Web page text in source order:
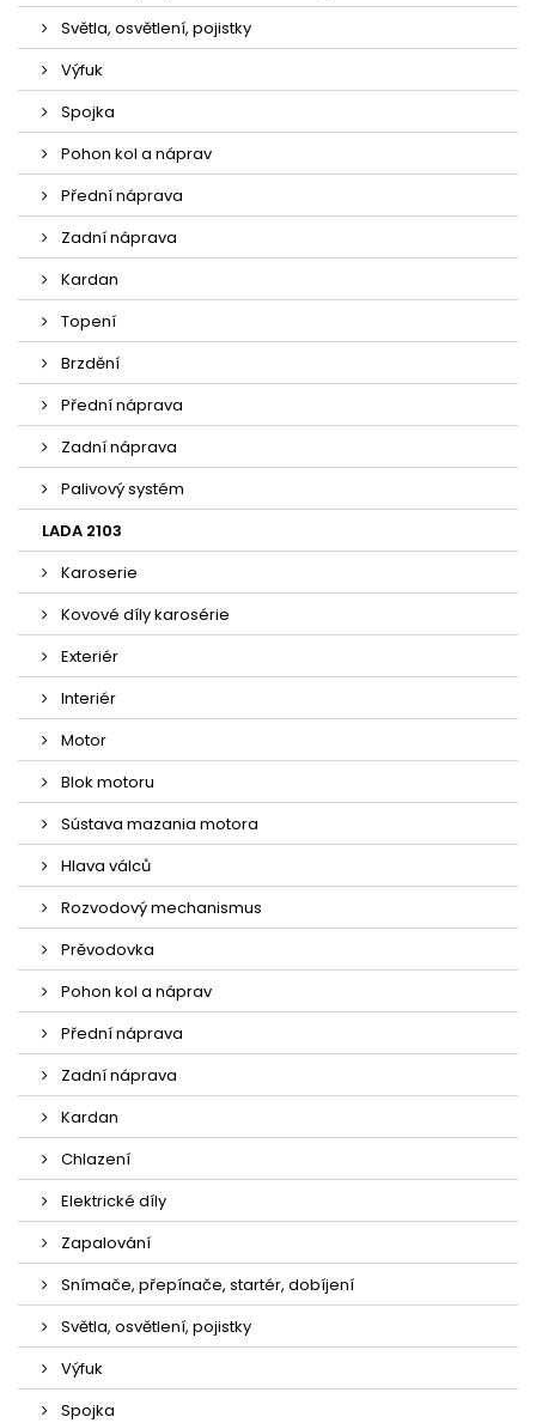
Světla, osvětlení, pojistky
Výfuk
Spojka
Pohon kol a náprav
Přední náprava
Zadní náprava
Kardan
Topení
Brzdění
Přední náprava
Zadní náprava
Palivový systém
LADA 2103
Karoserie
Kovové díly karosérie
Exteriér
Interiér
Motor
Blok motoru
Sústava mazania motora
Hlava válců
Rozvodový mechanismus
Prěvodovka
Pohon kol a náprav
Přední náprava
Zadní náprava
Kardan
Chlazení
Elektrické díly
Zapalování
Snímače, přepínače, startér, dobíjení
Světla, osvětlení, pojistky
Výfuk
Spojka